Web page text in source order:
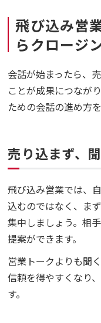
飛び込み営
らクロージ
会話が始まったら、
ことが成果につなが
ための会話の進め方
売り込まず、
飛び込み営業では、
込むのではなく、ま
集中しましょう。相
提案ができます。
営業トークよりも聞
信頼を得やすくなり
す。